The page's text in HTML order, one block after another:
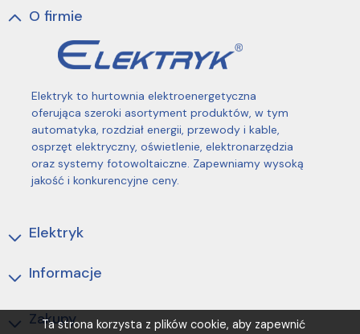
Ta strona korzysta z plików cookie, aby zapewnić
O firmie
Elektryk to hurtownia elektroenergetyczna
oferująca szeroki asortyment produktów, w tym
automatyka, rozdział energii, przewody i kable,
osprzęt elektryczny, oświetlenie, elektronarzędzia
oraz systemy fotowoltaiczne. Zapewniamy wysoką
jakość i konkurencyjne ceny.
Elektryk
Informacje
Zakupy